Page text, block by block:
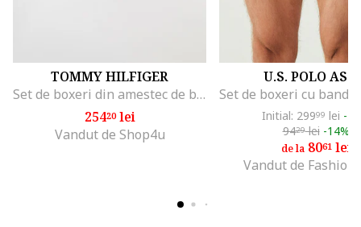
TOMMY HILFIGER
Set de boxeri din amestec de bumbac organic cu banda logo in talie - 3 perechi, Negru/Gri melange/Alb optic
25420lei
Vandut de Shop4u
U.S. POLO
Initial: 29999 lei -
9429lei -14%
de la8061lei
Vandut de Fashion